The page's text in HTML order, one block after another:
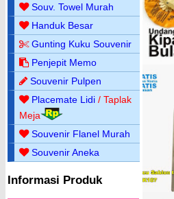
Souv. Towel Murah
Handuk Besar
Gunting Kuku Souvenir
Penjepit Memo
Souvenir Pulpen
Placemate Lidi / Taplak
Meja
Souvenir Flanel Murah
Souvenir Aneka
Informasi Produk